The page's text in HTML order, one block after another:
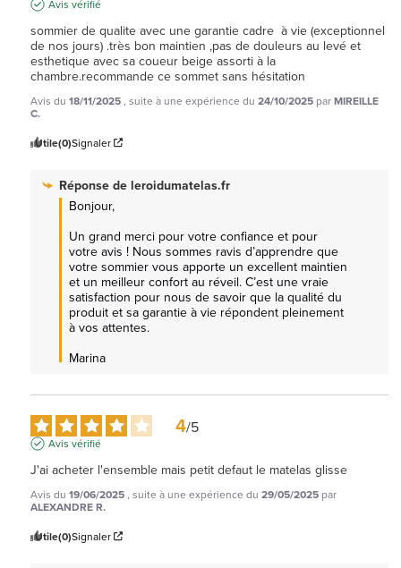
Avis vérifié
sommier de qualite avec une garantie cadre  à vie (exceptionnel
de nos jours) .très bon maintien ,pas de douleurs au levé et
esthetique avec sa coueur beige assorti à la
chambre.recommande ce sommet sans hésitation
Avis du 18/11/2025, suite à une expérience du 24/10/2025 parMIREILLE
C.
Utile(0)Signaler
Réponse de leroidumatelas.fr
Bonjour,
Un grand merci pour votre confiance et pour
votre avis ! Nous sommes ravis d’apprendre que
votre sommier vous apporte un excellent maintien
et un meilleur confort au réveil. C’est une vraie
satisfaction pour nous de savoir que la qualité du
produit et sa garantie à vie répondent pleinement
à vos attentes.
Marina
4/5
Avis vérifié
J'ai acheter l'ensemble mais petit defaut le matelas glisse
Avis du 19/06/2025, suite à une expérience du 29/05/2025 par
ALEXANDRE R.
Utile(0)Signaler